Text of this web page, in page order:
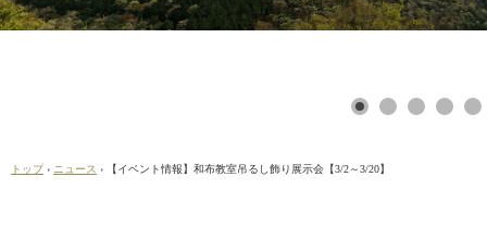
トップ › ニュース › 【イベント情報】和布教室吊るし飾り展示会【3/2～3/20】